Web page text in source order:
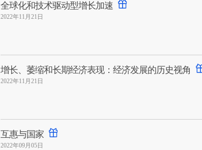
全球化和技术驱动型增长加速
2022年11月21日
增长、萎缩和长期经济表现：经济发展的历史视角
2022年11月21日
互惠与国家
2022年09月05日